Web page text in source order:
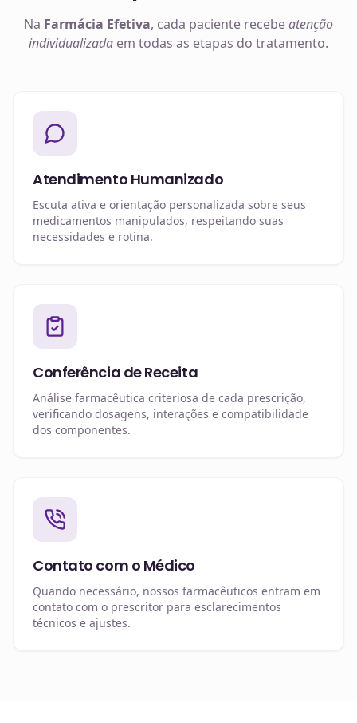
Na Farmácia Efetiva, cada paciente recebeatenção
individualizada em todas as etapas do tratamento.
Atendimento Humanizado
Escuta ativa e orientação personalizada sobre seus
medicamentos manipulados, respeitando suas
necessidades e rotina.
Conferência de Receita
Análise farmacêutica criteriosa de cada prescrição,
verificando dosagens, interações e compatibilidade
dos componentes.
Contato com o Médico
Quando necessário, nossos farmacêuticos entram em
contato com o prescritor para esclarecimentos
técnicos e ajustes.